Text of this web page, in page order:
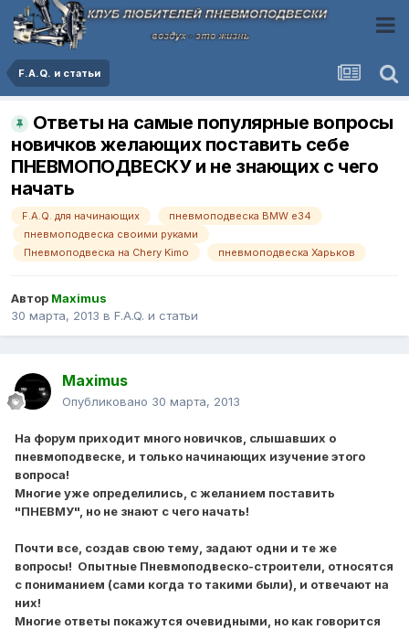
F.A.Q. и статьи
Ответы на самые популярные вопросы
новичков желающих поставить себе
ПНЕВМОПОДВЕСКУ и не знающих с чего
начать
F.A.Q. для начинающих
пневмоподвеска BMW e34
пневмоподвеска своими руками
Пневмоподвеска на Chery Kimo
пневмоподвеска Харьков
Автор Maximus
30 марта, 2013 в F.A.Q. и статьи
Maximus
Опубликовано 30 марта, 2013
На форум приходит много новичков, слышавших о
пневмоподвеске, и только начинающих изучение этого
вопроса!
Многие уже определились, с желанием поставить
"ПНЕВМУ", но не знают с чего начать!
Почти все, создав свою тему, задают одни и те же
вопросы! Опытные Пневмоподвеско-строители, относятся
с пониманием (сами когда то такими были), и отвечают на
них!
Многие ответы покажутся очевидными, но как говорится